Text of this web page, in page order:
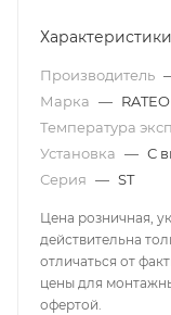
Характеристики
Производитель
Марка — RATEO
Температура
Установка — С
Серия — ST
Цена розничная,
действительна
отличаться от
цены для
офертой.